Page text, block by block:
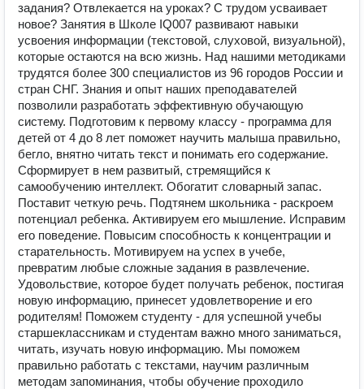
задания? Отвлекается на уроках? С трудом усваивает
новое? Занятия в Школе IQ007 развивают навыки
усвоения информации (текстовой, слуховой, визуальной),
которые остаются на всю жизнь. Над нашими методиками
трудятся более 300 специалистов из 96 городов России и
стран СНГ. Знания и опыт наших преподавателей
позволили разработать эффективную обучающую
систему. Подготовим к первому классу - программа для
детей от 4 до 8 лет поможет научить малыша правильно,
бегло, внятно читать текст и понимать его содержание.
Сформирует в нем развитый, стремящийся к
самообучению интеллект. Обогатит словарный запас.
Поставит четкую речь. Подтянем школьника - раскроем
потенциал ребенка. Активируем его мышление. Исправим
его поведение. Повысим способность к концентрации и
старательность. Мотивируем на успех в учебе,
превратим любые сложные задания в развлечение.
Удовольствие, которое будет получать ребенок, постигая
новую информацию, принесет удовлетворение и его
родителям! Поможем студенту - для успешной учебы
старшеклассникам и студентам важно много заниматься,
читать, изучать новую информацию. Мы поможем
правильно работать с текстами, научим различным
методам запоминания, чтобы обучение проходило